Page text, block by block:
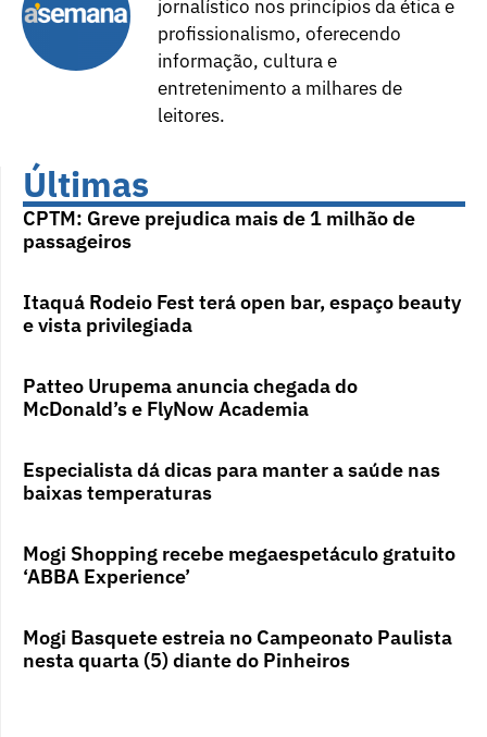
jornalístico nos princípios da ética e
profissionalismo, oferecendo
informação, cultura e
entretenimento a milhares de
leitores.
Últimas
CPTM: Greve prejudica mais de 1 milhão de
passageiros
Itaquá Rodeio Fest terá open bar, espaço beauty
e vista privilegiada
Patteo Urupema anuncia chegada do
McDonald’s e FlyNow Academia
Especialista dá dicas para manter a saúde nas
baixas temperaturas
Mogi Shopping recebe megaespetáculo gratuito
‘ABBA Experience’
Mogi Basquete estreia no Campeonato Paulista
nesta quarta (5) diante do Pinheiros